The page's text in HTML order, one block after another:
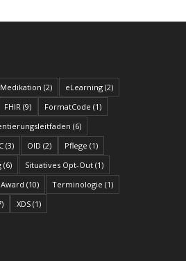
(2) eLearning(2)
FHIR (9) FormatCode (1)
(6)
(3) OID (2) Pflege (1)
(6) Situatives Opt-Out(1)
(10) Terminologie (1)
XDS(1)